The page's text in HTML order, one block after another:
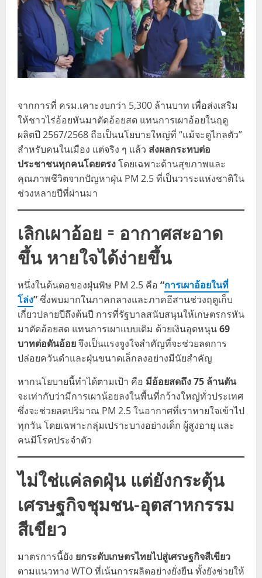
จากการที่ ครม.เคาะงบกว่า 5,300 ล้านบาท เพื่อส่งเสริม
ให้ชาวไร่อ้อยหันมาตัดอ้อยสด แทนการเผาอ้อยในฤดู
ผลิตปี 2567/2568 ถือเป็นนโยบายใหญ่ที่ “แม้จะดูไกลตัว”
สำหรับคนในเมือง แต่จริง ๆ แล้ว ส่งผลกระทบต่อ
ประชาชนทุกคนโดยตรงโดยเฉพาะด้านสุขภาพและ
คุณภาพชีวิตจากปัญหาฝุ่น PM 2.5 ที่เป็นวาระแห่งชาติใน
ช่วงหลายปีที่ผ่านมา
เลิกเผาอ้อย = อากาศสะอาด
ขึ้น หายใจได้ง่ายขึ้น
หนึ่งในต้นตอของฝุ่นพิษ PM 2.5 คือ “การเผาอ้อยในที่
โล่ง”ซึ่งพบมากในภาคกลางและภาคอีสานช่วงฤดูเก็บ
เกี่ยวปลายปีถึงต้นปี การที่รัฐบาลสนับสนุนให้เกษตรกรหัน
มาตัดอ้อยสด แทนการเผาแบบเดิม ด้วยเงินอุดหนุน69
บาทต่อตันอ้อยจึงเป็นแรงจูงใจสำคัญที่จะช่วยลดการ
ปล่อยควันดำและฝุ่นขนาดเล็กลงอย่างมีนัยสำคัญ
หากนโยบายนี้ทำได้ตามเป้า คือ มีอ้อยสดถึง 75 ล้านตัน
จะเท่ากับว่ามีการเผาน้อยลงในพื้นที่กว้างใหญ่ทั่วประเทศ
ซึ่งจะช่วยลดปริมาณ PM 2.5 ในอากาศที่เราหายใจเข้าไป
ทุกวัน โดยเฉพาะกลุ่มเปราะบางอย่างเด็ก ผู้สูงอายุ และ
คนมีโรคประจำตัว
ไม่ใช่แค่ลดฝุ่น แต่ยังกระตุ้น
เศรษฐกิจชุมชน-อุตสาหกรรม
สีเขียว
มาตรการนี้ยัง ยกระดับเกษตรไทยไปสู่เศรษฐกิจสีเขียว
ตามแนวทาง WTO ที่เน้นการผลิตอย่างยั่งยืน ทั้งยังช่วยให้